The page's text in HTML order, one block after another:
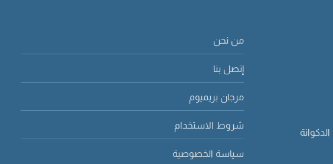
من نحن
إتصل بنا
مرجان بريميوم
شروط الاستخدام
سياسة الخصوصية